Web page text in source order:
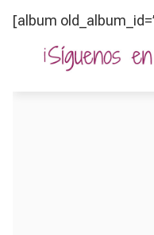
[album